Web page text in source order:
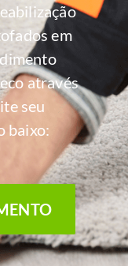
em
através
seu
baixo: